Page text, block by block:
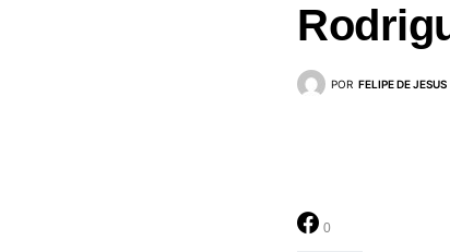
POR FELIPE DE JESUS
0